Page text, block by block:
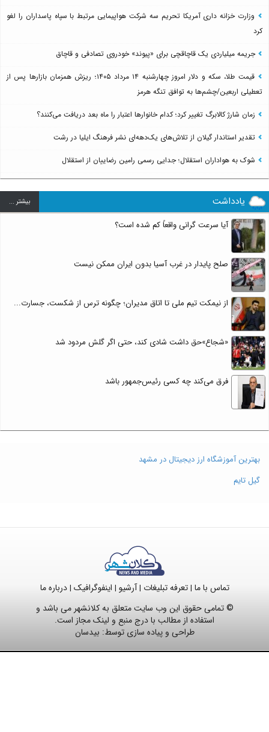
وزارت خزانه داری آمریکا تحریم سه شرکت هواپیمایی مرتبط با سپاه پاسداران را لغو
کرد
جریمه میلیاردی یک قاچاقچی برای «پیوند» خودروی تصادفی و قاچاق
قیمت طلا، سکه و دلار امروز چهارشنبه ۱۴ مرداد ۱۴۰۵؛ ریزش همزمان بازارها پس از
تعطیلی اربعین/چشم‌ها به توافق تنگه هرمز
زمان شارژ کالابرگ تغییر کرد؛ کدام خانوارها اعتبار را ماه بعد دریافت می‌کنند؟
تقدیر استاندار گیلان از تلاش‌های یک‌دهه‌ای نشر فرهنگ ایلیا در رشت
شوک به هواداران استقلال؛ جدایی رسمی رامین رضاییان از استقلال
یادداشت بيشتر ...
آیا سرعت گرانی واقعاً کم شده است؟
صلح پایدار در غرب آسیا بدون ایران ممکن نیست
از نیمکت تیم ملی تا اتاق مدیران؛ چگونه ترس از شکست، جسارت...
«شجاع»حق داشت شادی کند، حتی اگر گلش مردود شد
فرق می‌کند چه کسی رئیس‌جمهور باشد
بهترین آموزشگاه ارز دیجیتال در مشهد
گیل تایم
تماس با ما |تعرفه تبلیغات |آرشیو | اینفوگرافیک |درباره ما
© تمامی حقوق این وب سایت متعلق به کلانشهر می باشد و
استفاده از مطالب با درج منبع و لینک مجاز است.
طراحی و پیاده سازی توسط: بیدسان